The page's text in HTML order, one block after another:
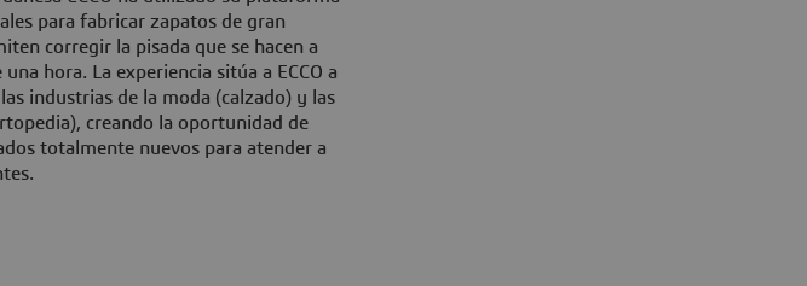
para fabricar zapatos de gran
corregir la pisada que se hacen a
hora. La experiencia sitúa a ECCO a
industrias de la moda (calzado) y las
creando la oportunidad de
totalmente nuevos para atender a